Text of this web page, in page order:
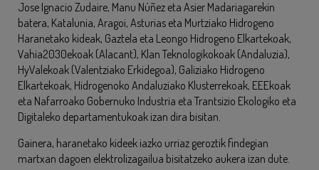
Jose Ignacio Zudaire, Manu Núñez eta Asier Madariagarekin
batera, Katalunia, Aragoi, Asturias eta Murtziako Hidrogeno
Haranetako kideak, Gaztela eta Leongo Hidrogeno Elkartekoak,
Vahia2030ekoak (Alacant), Klan Teknologikokoak (Andaluzia),
HyValekoak (Valentziako Erkidegoa), Galiziako Hidrogeno
Elkartekoak, Hidrogenoko Andaluziako Klusterrekoak, EEEkoak
eta Nafarroako Gobernuko Industria eta Trantsizio Ekologiko eta
Digitaleko departamentukoak izan dira bisitan.
Gainera, haranetako kideek iazko urriaz geroztik findegian
martxan dagoen elektrolizagailua bisitatzeko aukera izan dute.